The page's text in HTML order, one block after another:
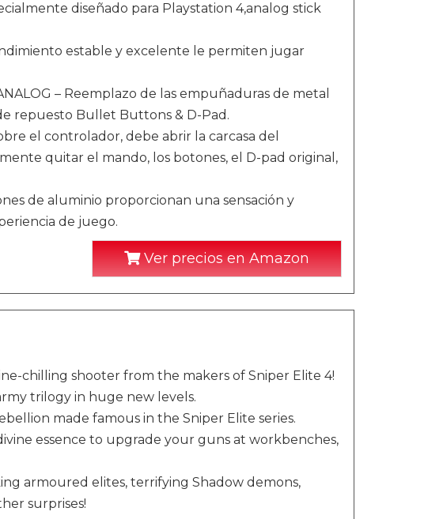
diseñado para Playstation 4,analog stick
estable y excelente le permiten jugar
– Reemplazo de las empuñaduras de metal
repuesto Bullet Buttons & D-Pad.
el controlador, debe abrir la carcasa del
quitar el mando, los botones, el D-pad original,
de aluminio proporcionan una sensación y
de juego.
Ver precios en Amazon
chilling shooter from the makers of Sniper Elite 4!
trilogy in huge new levels.
made famous in the Sniper Elite series.
essence to upgrade your guns at workbenches,
armoured elites, terrifying Shadow demons,
surprises!